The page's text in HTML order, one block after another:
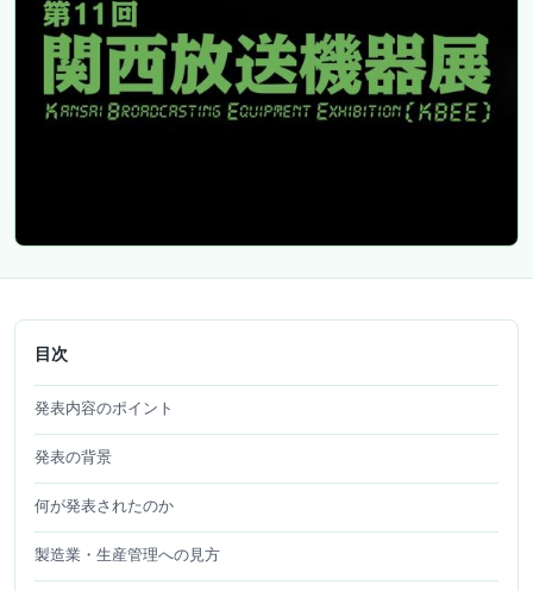
目次
発表内容のポイント
発表の背景
何が発表されたのか
製造業・生産管理への見方